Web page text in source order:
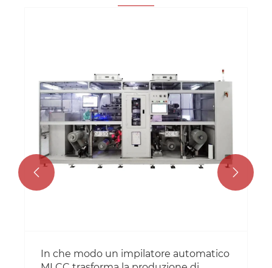
Visualizza altro >>
 